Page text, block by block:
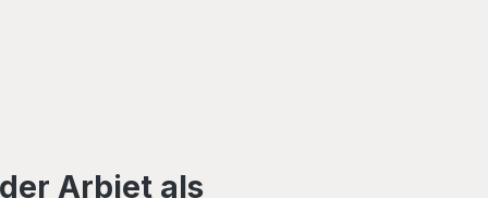
Arbiet als